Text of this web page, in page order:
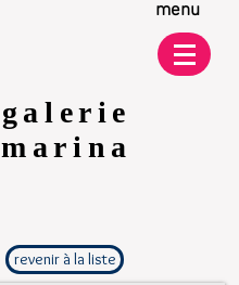
menu
galerie
marina
revenir à la liste